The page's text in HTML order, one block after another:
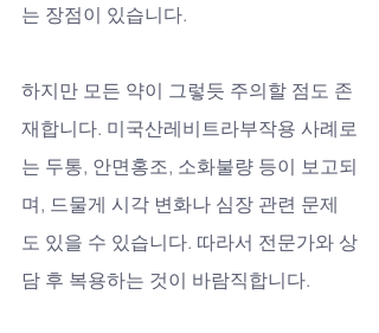
는 장점이 있습니다.
하지만 모든 약이 그렇듯 주의할 점도 존
재합니다. 미국산레비트라부작용 사례로
는 두통, 안면홍조, 소화불량 등이 보고되
며, 드물게 시각 변화나 심장 관련 문제
도 있을 수 있습니다. 따라서 전문가와 상
담 후 복용하는 것이 바람직합니다.